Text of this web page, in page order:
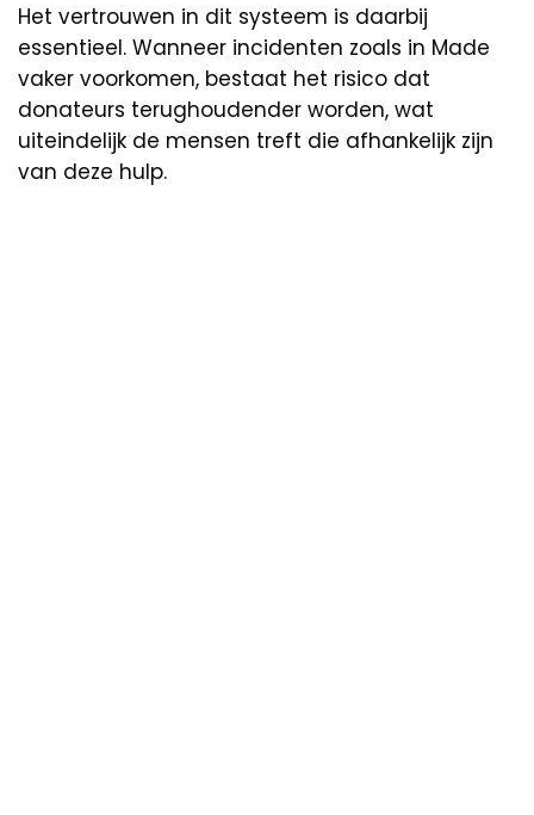
Het vertrouwen in dit systeem is daarbij
essentieel. Wanneer incidenten zoals in Made
vaker voorkomen, bestaat het risico dat
donateurs terughoudender worden, wat
uiteindelijk de mensen treft die afhankelijk zijn
van deze hulp.